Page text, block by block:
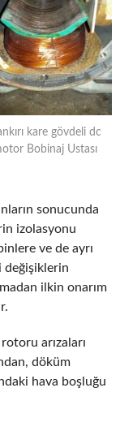
kare gövdeli dc
Bobinaj Ustası
sonucunda
izolasyonu
ve de ayrı
değişiklerin
ilkin onarım
rotoru arızaları
döküm
hava boşluğu